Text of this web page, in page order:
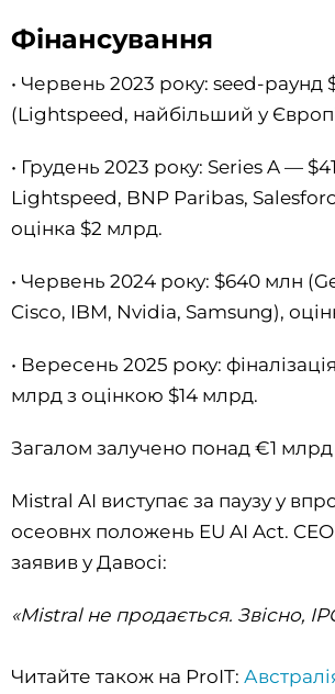
Фінансування
• Червень 2023 року: seed-раунд
(Lightspeed, найбільший у
• Грудень 2023 року: Series A —
Lightspeed, BNP Paribas,
оцінка $2 млрд.
• Червень 2024 року: $640 млн
Cisco, IBM, Nvidia, Samsung),
• Вересень 2025 року:
млрд з оцінкою $14 млрд.
Загалом залучено понад €1
Mistral AI виступає за паузу у
осеовнх положень EU AI Act.
заявив у Давосі:
«Mistral не продається. Звісно,
Читайте також на ProIT: